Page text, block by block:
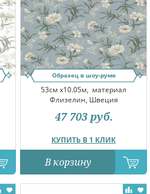
Образец в шоу-руме
53см x10.05м, материал
Флизелин, Швеция
КУПИТЬ В 1 КЛИК
47 703 руб.
В корзину